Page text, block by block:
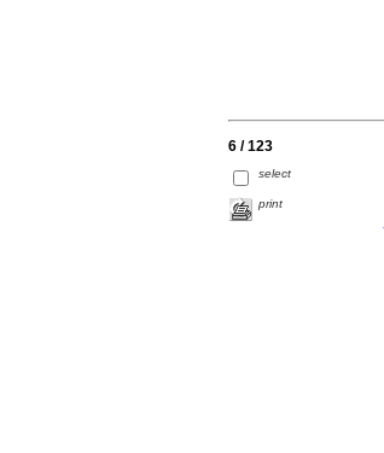
6 / 123
select
print